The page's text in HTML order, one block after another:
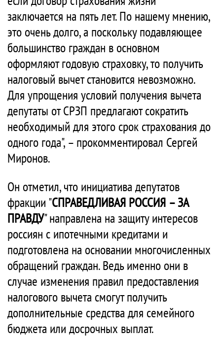
заключается на пять лет. По нашему мнению,
это очень долго, а поскольку подавляющее
большинство граждан в основном
оформляют годовую страховку, то получить
налоговый вычет становится невозможно.
Для упрощения условий получения вычета
депутаты от СРЗП предлагают сократить
необходимый для этого срок страхования до
одного года", – прокомментировал Сергей
Миронов.
Он отметил, что инициатива депутатов
фракции "СПРАВЕДЛИВАЯ РОССИЯ – ЗА
ПРАВДУ" направлена на защиту интересов
россиян с ипотечными кредитами и
подготовлена на основании многочисленных
обращений граждан. Ведь именно они в
случае изменения правил предоставления
налогового вычета смогут получить
дополнительные средства для семейного
бюджета или досрочных выплат.